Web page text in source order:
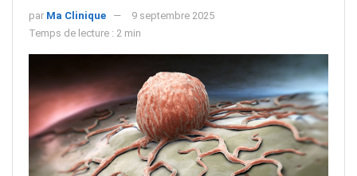
par Ma Clinique
9 septembre 2025
Temps de lecture : 2 min